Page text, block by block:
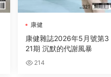
康健
康健雜誌2026年5月號第3
21期 沉默的代謝風暴
214